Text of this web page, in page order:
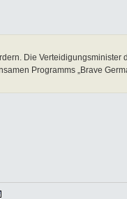
Die Verteidigungsminister
Programms „Brave